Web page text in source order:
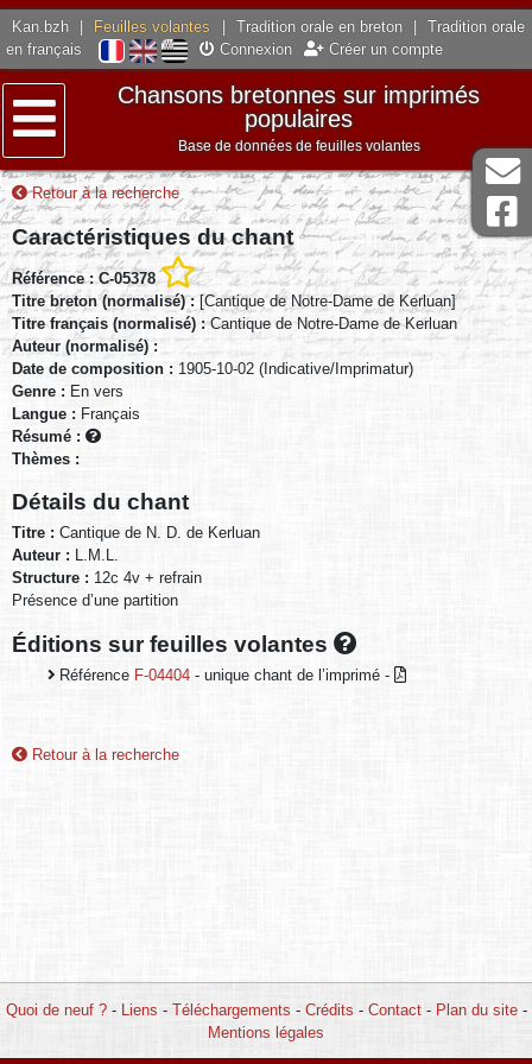
Kan.bzh Feuilles volantes Tradition orale en breton
Tradition orale
en français
Connexion Créer un compte
Menu
Chansons bretonnes sur imprimés
populaires
Base de données de feuilles volantes
Retour à la recherche
Caractéristiques du chant
Référence : C-05378
Titre breton (normalisé) :[Cantique de Notre-Dame de Kerluan]
Titre français (normalisé) :Cantique de Notre-Dame de Kerluan
Auteur (normalisé) :
Date de composition : 1905-10-02 (Indicative/Imprimatur)
Genre : En vers
Langue : Français
Résumé :
Thèmes :
Détails du chant
Titre : Cantique de N. D. de Kerluan
Auteur : L.M.L.
Structure : 12c 4v + refrain
Présence d’une partition
Éditions sur feuilles volantes
Référence F-04404 - unique chant de l’imprimé -
Retour à la recherche
Quoi de neuf ?- Liens - Téléchargements - Crédits - Contact- Plan du site-
Mentions légales